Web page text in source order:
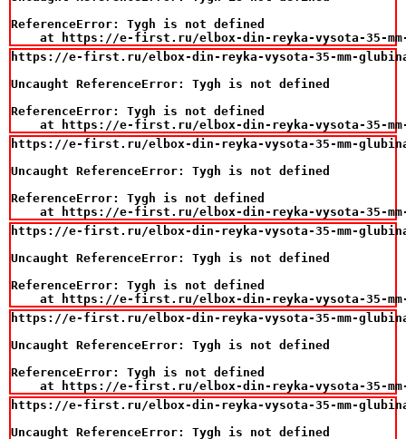
ReferenceError: Tygh is not defined
at https://e-first.ru/elbox-din-reyka-vysota-35-
https://e-first.ru/elbox-din-reyka-vysota-35-mm-glubina-
Uncaught ReferenceError: Tygh is not defined
ReferenceError: Tygh is not defined
at https://e-first.ru/elbox-din-reyka-vysota-35-
https://e-first.ru/elbox-din-reyka-vysota-35-mm-glubina-
Uncaught ReferenceError: Tygh is not defined
ReferenceError: Tygh is not defined
at https://e-first.ru/elbox-din-reyka-vysota-35-
https://e-first.ru/elbox-din-reyka-vysota-35-mm-glubina-
Uncaught ReferenceError: Tygh is not defined
ReferenceError: Tygh is not defined
at https://e-first.ru/elbox-din-reyka-vysota-35-
https://e-first.ru/elbox-din-reyka-vysota-35-mm-glubina-
Uncaught ReferenceError: Tygh is not defined
ReferenceError: Tygh is not defined
at https://e-first.ru/elbox-din-reyka-vysota-35-
https://e-first.ru/elbox-din-reyka-vysota-35-mm-glubina-
Uncaught ReferenceError: Tygh is not defined